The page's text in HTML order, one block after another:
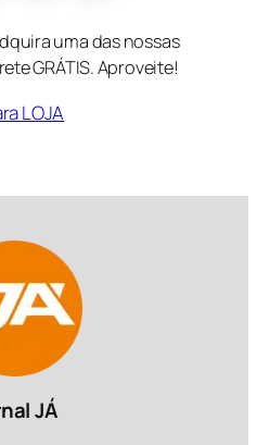
uma das nossas
GRÁTIS. Aproveite!
LOJA
JÁ